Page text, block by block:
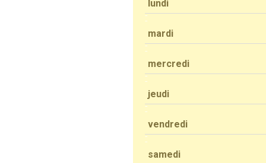
lundi
mardi
mercredi
jeudi
vendredi
samedi